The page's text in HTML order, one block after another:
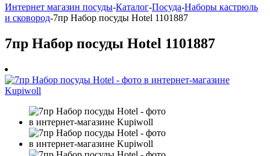
Интернет магазин посуды-Каталог-Посуда-Наборы кастрюль
и сковород-7пр Набор посуды Hotel 1101887
7пр Набор посуды Hotel 1101887